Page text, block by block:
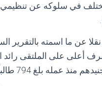
في سلوكه عن تنظيمي
عن ما اسمته بالتقرير
أعلى على الملتقى رائد
طالباً في مختلف الجامعات والفروع.